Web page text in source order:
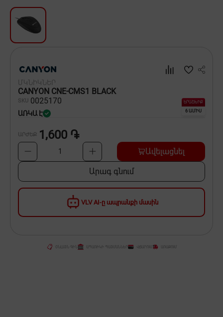
Տեքստիլ
Սպասք
Ինքնագնացներ և ինքնագլորներ
VLV AI-ը ապրանքի մասին
ՄԿՆԻԿՆԵՐ
CANYON CNE-CMS1 BLACK
SKU 0025170
ԱՌԿԱ Է
ԵՐԱՇԽԻՔ
6 ԱՄԻՍ
ԱՐԺԵՔ 1,600 ֏
1 Ավելացնել
Արագ գնում
ՎՃԱՐՈՒՄ